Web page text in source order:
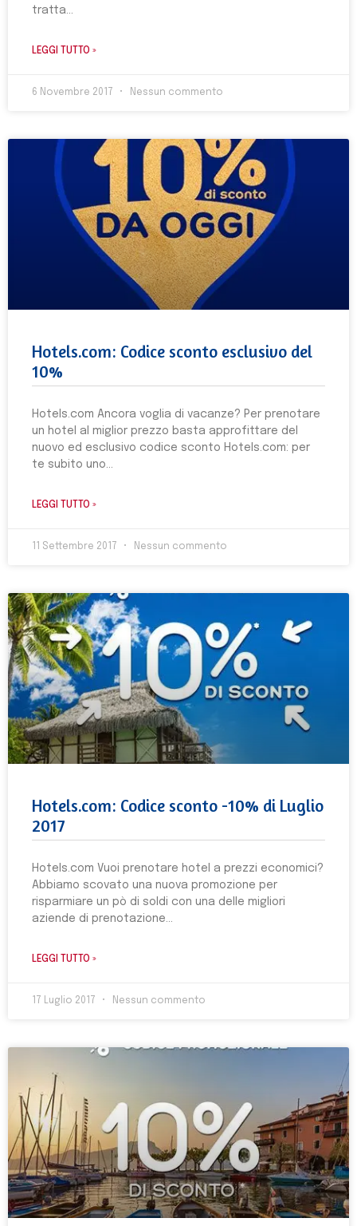
tratta
LEGGI TUTTO »
6 Novembre 2017 Nessun commento
Hotels.com: Codice sconto esclusivo del
10%
Hotels.com Ancora voglia di vacanze? Per prenotare
un hotel al miglior prezzo basta approfittare del
nuovo ed esclusivo codice sconto Hotels.com: per
te subito uno
LEGGI TUTTO »
11 Settembre 2017 Nessun commento
Hotels.com: Codice sconto -10% di Luglio
2017
Hotels.com Vuoi prenotare hotel a prezzi economici?
Abbiamo scovato una nuova promozione per
risparmiare un pò di soldi con una delle migliori
aziende di prenotazione
LEGGI TUTTO »
17 Luglio 2017 Nessun commento